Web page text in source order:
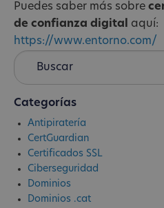
Puedes saber más sobre
de confianza digital
aquí:
https://www.entorno.com/
Categorías
Antipiratería
CertGuardian
Certificados SSL
Ciberseguridad
Dominios
Dominios .cat